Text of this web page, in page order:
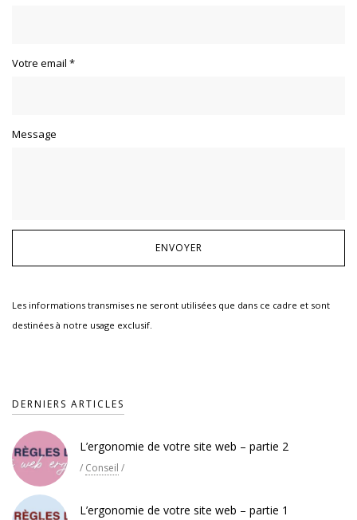
Votre email *
Message
Les informations transmises ne seront utilisées que dans ce cadre et sont
destinées à notre usage exclusif.
DERNIERS ARTICLES
L’ergonomie de votre site web – partie 2
/ Conseil /
L’ergonomie de votre site web – partie 1